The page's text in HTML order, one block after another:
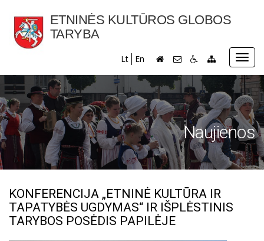
ETNINĖS KULTŪROS GLOBOS
TARYBA
Lt En
Naujienos
KONFERENCIJA „ETNINĖ KULTŪRA IR
TAPATYBĖS UGDYMAS“ IR IŠPLĖSTINIS
TARYBOS POSĖDIS PAPILĖJE